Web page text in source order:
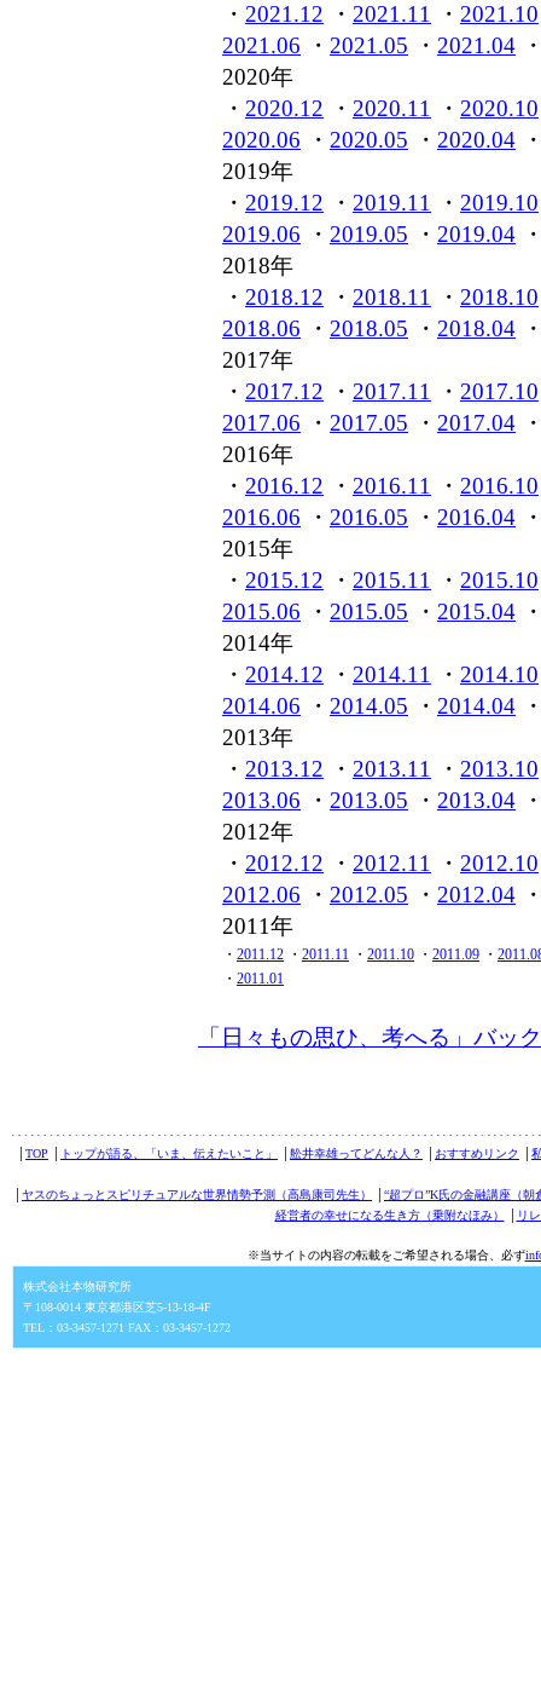
・ 2021.12 ・ 2021.11 ・ 2021.10
2021.06 ・ 2021.05 ・ 2021.04
2020年
・ 2020.12 ・ 2020.11 ・ 2020.10
2020.06 ・ 2020.05 ・ 2020.04
2019年
・ 2019.12 ・ 2019.11 ・ 2019.10
2019.06 ・ 2019.05 ・ 2019.04
2018年
・ 2018.12 ・ 2018.11 ・ 2018.10
2018.06 ・ 2018.05 ・ 2018.04
2017年
・ 2017.12 ・ 2017.11 ・ 2017.10
2017.06 ・ 2017.05 ・ 2017.04
2016年
・ 2016.12 ・ 2016.11 ・ 2016.10
2016.06 ・ 2016.05 ・ 2016.04
2015年
・ 2015.12 ・ 2015.11 ・ 2015.10
2015.06 ・ 2015.05 ・ 2015.04
2014年
・ 2014.12 ・ 2014.11 ・ 2014.10
2014.06 ・ 2014.05 ・ 2014.04
2013年
・ 2013.12 ・ 2013.11 ・ 2013.10
2013.06 ・ 2013.05 ・ 2013.04
2012年
・ 2012.12 ・ 2012.11 ・ 2012.10
2012.06 ・ 2012.05 ・ 2012.04
2011年
・ 2011.12 ・ 2011.11 ・ 2011.10 ・ 2011.09 ・
・ 2011.01
「日々もの思ひ、考へる」バッ
TOP トップが語る、「いま、伝えたいこと」 舩井幸雄ってどんな人？ おすすめリンク
ヤスのちょっとスピリチュアルな世界情勢予測（高島康司先生）
“超プロ”K氏の金融講座（朝
経営者の幸せになる生き方（乗附なほみ）
リ
※当サイトの内容の転載をご希望される場合、必ず
株式会社本物研究所
〒108-0014 東京都港区芝5-13-18-4F
TEL：03-3457-1271 FAX：03-3457-1272